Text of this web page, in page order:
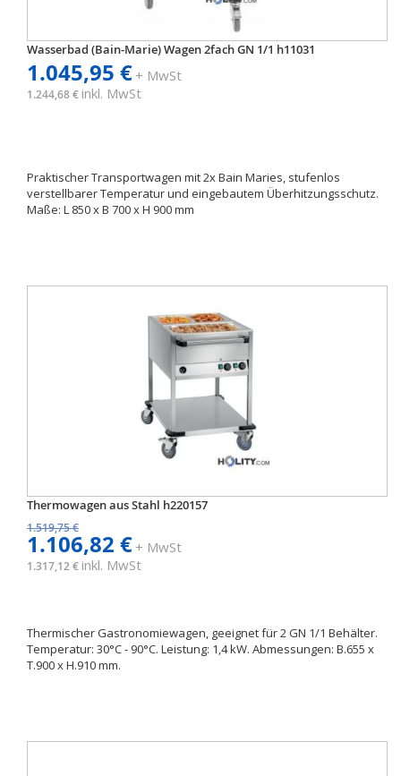
Wasserbad (Bain-Marie) Wagen 2fach GN 1/1 h11031
1.045,95 €+ MwSt
1.244,68 € inkl. MwSt
Praktischer Transportwagen mit 2x Bain Maries, stufenlos
verstellbarer Temperatur und eingebautem Überhitzungsschutz.
Maße: L 850 x B 700 x H 900 mm
Thermowagen aus Stahl h220157
1.519,75 €
1.106,82 €+ MwSt
1.317,12 € inkl. MwSt
Thermischer Gastronomiewagen, geeignet für 2 GN 1/1 Behälter.
Temperatur: 30°C - 90°C. Leistung: 1,4 kW. Abmessungen: B.655 x
T.900 x H.910 mm.